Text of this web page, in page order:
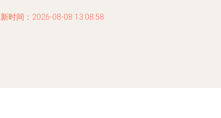
时间：2026-08-08 13:08:58